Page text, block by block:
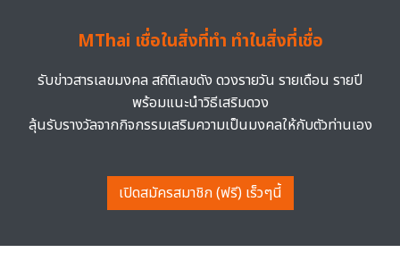
MThai เชื่อในสิ่งที่ทำ ทำในสิ่งที่เชื่อ
รับข่าวสารเลขมงคล สถิติเลขดัง ดวงรายวัน รายเดือน รายปี
พร้อมแนะนำวิธีเสริมดวง
ลุ้นรับรางวัลจากกิจกรรมเสริมความเป็นมงคลให้กับตัวท่านเอง
เปิดสมัครสมาชิก (ฟรี) เร็วๆนี้